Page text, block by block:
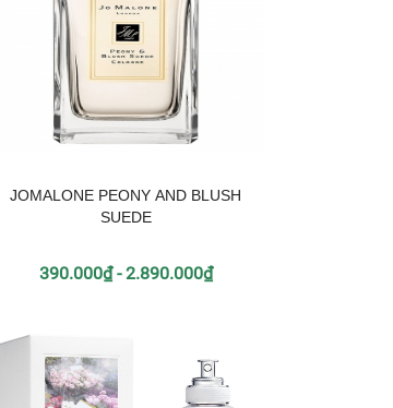
JOMALONE PEONY AND BLUSH
SUEDE
390.000₫ - 2.890.000₫